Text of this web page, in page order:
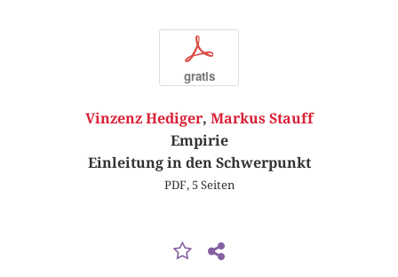
p
gratis
Vinzenz Hediger, Markus Stauff
Empirie
Einleitung in den Schwerpunkt
PDF, 5 Seiten